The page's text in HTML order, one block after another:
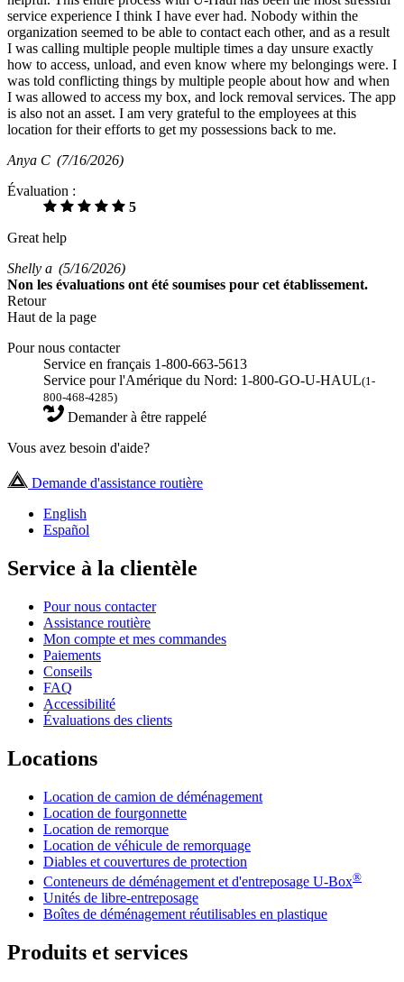
service experience I think I have ever had. Nobody within the
organization seemed to be able to contact each other, and as a result
I was calling multiple people multiple times a day unsure exactly
how to access, unload, and even know where my belongings were. I
was told conflicting things by multiple people about how and when
I was allowed to access my box, and lock removal services. The app
is also not an asset. I am very grateful to the employees at this
location for their efforts to get my possessions back to me.
Anya C (7/16/2026)
Évaluation :
5
Great help
Shelly a (5/16/2026)
Non les évaluations ont été soumises pour cet établissement.
Retour
Haut de la page
Pour nous contacter
Service en français 1-800-663-5613
Service pour l'Amérique du Nord: 1-800-GO-U-HAUL(1-
800-468-4285)
Demander à être rappelé
Vous avez besoin d'aide?
Demande d'assistance routière
English
Español
Service à la clientèle
Pour nous contacter
Assistance routière
Mon compte et mes commandes
Paiements
Conseils
FAQ
Accessibilité
Évaluations des clients
Locations
Location de camion de déménagement
Location de fourgonnette
Location de remorque
Location de véhicule de remorquage
Diables et couvertures de protection
Conteneurs de déménagement et d'entreposage U-Box®
Unités de libre-entreposage
Boîtes de déménagement réutilisables en plastique
Produits et services